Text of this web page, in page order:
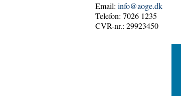
Email: info@aoge.dk
Telefon: 7026 1235
CVR-nr.: 29923450